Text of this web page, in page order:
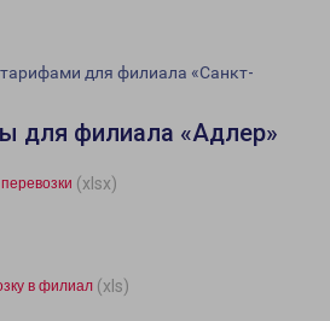
для филиала «Санкт-
для филиала «Адлер»
(xlsx)
в филиал (xls)